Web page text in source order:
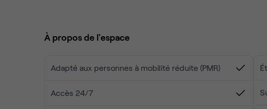
À propos de l'espace
Adapté aux personnes à mobilité réduite (PMR)
Accès 24/7